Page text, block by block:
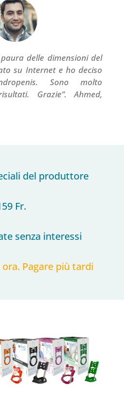
delle dimensioni del
su Internet e ho deciso
Sono molto
Grazie”. Ahmed,
del produttore
Fr.
senza interessi
Pagare più tardi